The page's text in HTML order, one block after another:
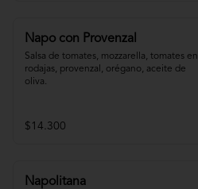
Napo con Provenzal
Salsa de tomates, mozzarella, tomates en
rodajas, provenzal, orégano, aceite de
oliva.
$14.300
Napolitana